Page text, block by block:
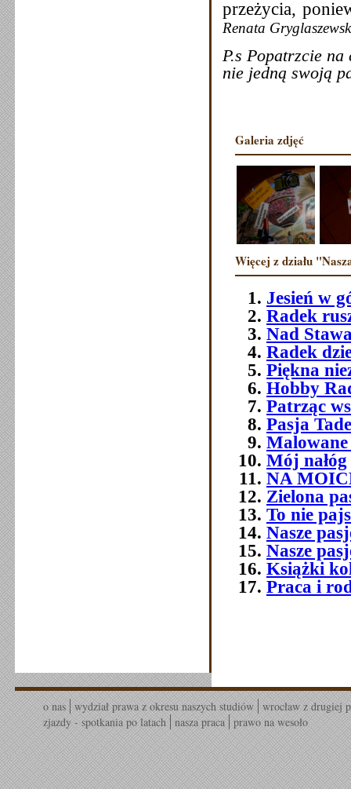
przeżycia,
Renata
P.s Popatrzcie
nie jedną swoją
Galeria zdjęć
Więcej z działu
Jesień w
Radek
Nad
Radek
Piękna
Hobby
Patrząc
Pasja
Mój nałóg
NA
Zielona
To nie
Nasze
Nasze
Książki
Praca i
o nas wydział prawa z okresu naszych studiów wrocław z drugiej
zjazdy - spotkania po latach nasza praca prawo na wesoło